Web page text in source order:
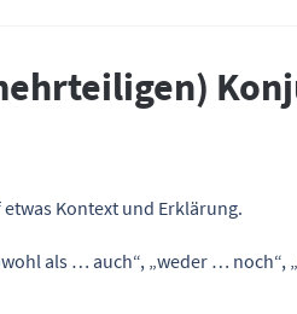
Kontext und Erklärung.
als … auch“, „weder …